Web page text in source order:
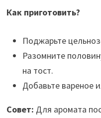
Как приготовить?
Поджарьте
Разомните
на тост.
Добавьте вареное
Совет: Для аромата